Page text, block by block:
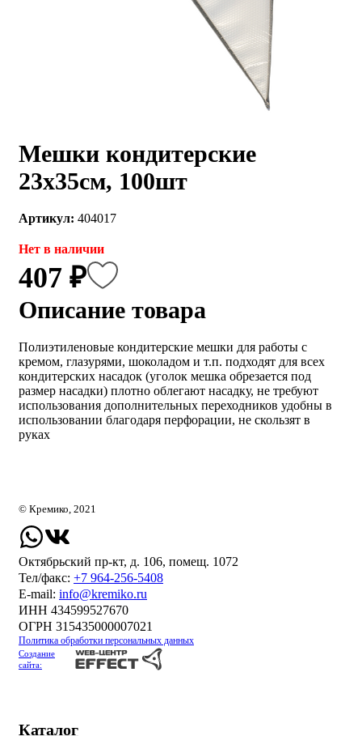
Мешки кондитерские
23х35см, 100шт
Артикул: 404017
Нет в наличии
407 ₽
Описание товара
Полиэтиленовые кондитерские мешки для работы с
кремом, глазурями, шоколадом и т.п. подходят для всех
кондитерских насадок (уголок мешка обрезается под
размер насадки) плотно облегают насадку, не требуют
использования дополнительных переходников удобны в
использовании благодаря перфорации, не скользят в
руках
Каталог
© Кремико, 2021
Октябрьский пр-кт, д. 106, помещ. 1072
Тел/факс: +7 964-256-5408
Е-mail: info@kremiko.ru
ИНН 434599527670
ОГРН 315435000007021
Политика обработки персональных данных
Создание
сайта: